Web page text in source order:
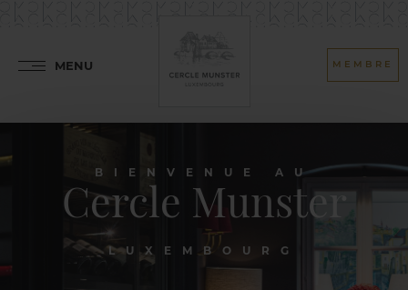
MENU MEMBRE
BIENVENUE AU
Cercle Munster
LUXEMBOURG